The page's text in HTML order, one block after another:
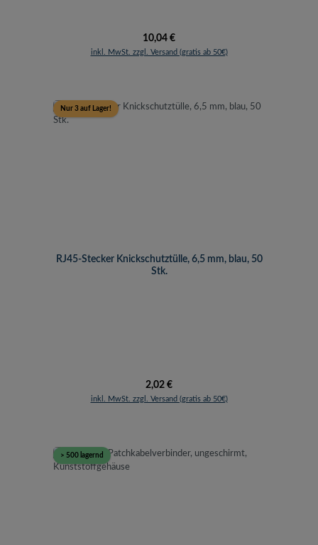
Regulärer Preis:
10,04 €
inkl. MwSt. zzgl. Versand (gratis ab 50€)
Nur 3 auf Lager!
RJ45-Stecker Knickschutztülle, 6,5 mm, blau, 50
Stk.
Regulärer Preis:
2,02 €
inkl. MwSt. zzgl. Versand (gratis ab 50€)
> 500 lagernd